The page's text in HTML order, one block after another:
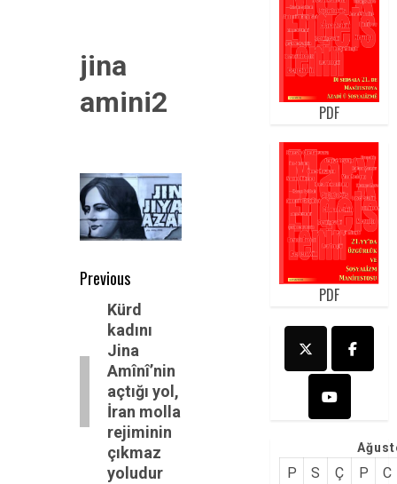
jina
amini2
Post
navigation
Previous
Previous
post:
Kürd
kadını
Jina
Amînî’nin
açtığı yol,
İran molla
rejiminin
çıkmaz
yoludur
PDF
PDF
P S Ç P C